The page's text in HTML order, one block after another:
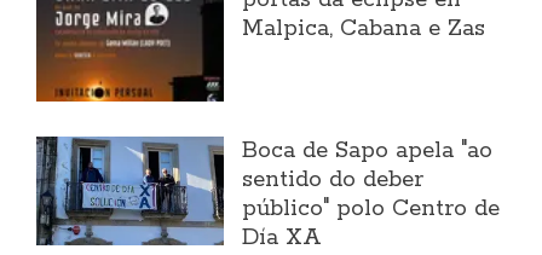
Malpica, Cabana e Zas
Boca de Sapo apela "ao
sentido do deber
público" polo Centro de
Día XA